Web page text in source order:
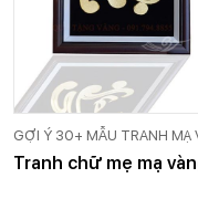
GỢI Ý 30+ MẪU TRANH MẠ
24K CAO CẤP GOLD VIỆT
Tranh chữ mẹ mạ